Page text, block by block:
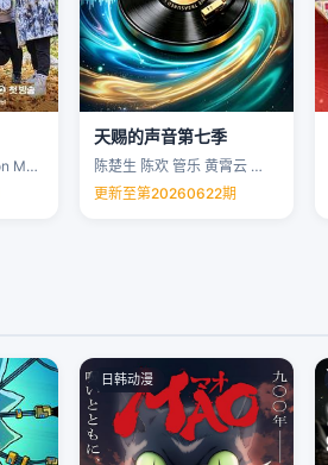
金钟民 文世允 Se-yoon Moon …
天赐的声音第七季
陈楚生 陈欢 管乐 黄霄云 …
更新至第20260622期
日韩动漫